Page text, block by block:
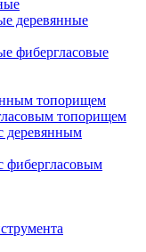
деревянные
фибергласовые
топорищем
топорищем
деревянным
фибергласовым